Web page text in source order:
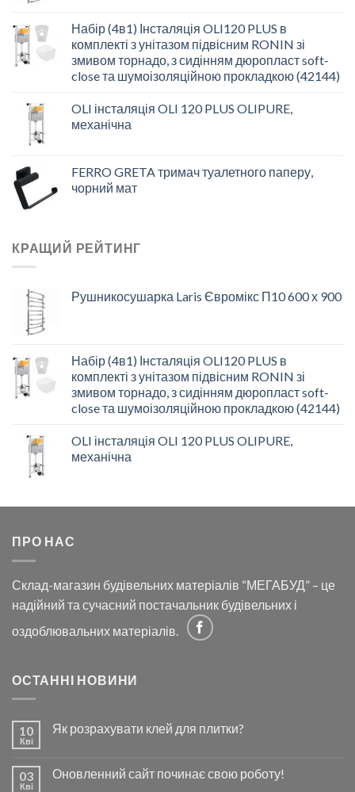
Набір (4в1) Інсталяція OLI120 PLUS в
комплекті з унітазом підвісним RONIN зі
змивом торнадо, з сидінням дюропласт soft-
close та шумоізоляційною прокладкою (42144)
OLI інсталяція OLI 120 PLUS OLIPURE,
механічна
FERRO GRETA тримач туалетного паперу,
чорний мат
КРАЩИЙ РЕЙТИНГ
Рушникосушарка Laris Євромікс П10 600 х 900
Набір (4в1) Інсталяція OLI120 PLUS в
комплекті з унітазом підвісним RONIN зі
змивом торнадо, з сидінням дюропласт soft-
close та шумоізоляційною прокладкою (42144)
OLI інсталяція OLI 120 PLUS OLIPURE,
механічна
ПРО НАС
Склад-магазин будівельних матеріалів “МЕГАБУД” – це
надійний та сучасний постачальник будівельних і
оздоблювальних матеріалів.
ОСТАННІ НОВИНИ
10
Кві
Як розрахувати клей для плитки?
03
Кві
Оновленний сайт починає свою роботу!